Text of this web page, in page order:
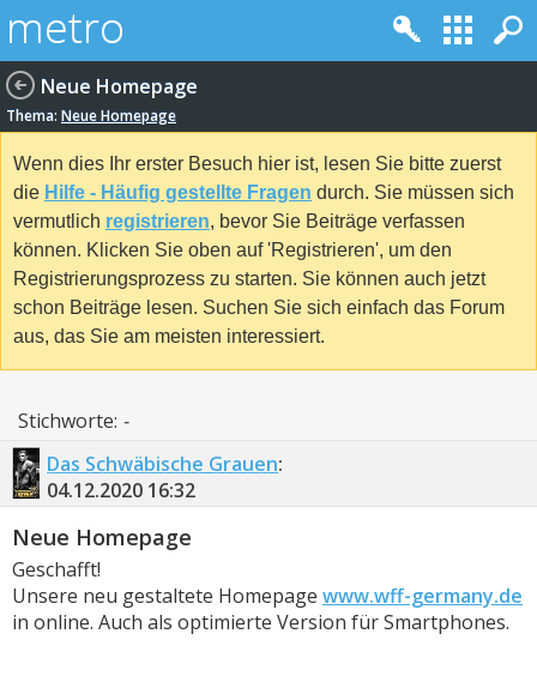
Neue Homepage
Thema: Neue Homepage
Wenn dies Ihr erster Besuch hier ist, lesen Sie bitte zuerst
die Hilfe - Häufig gestellte Fragen durch. Sie müssen sich
vermutlich registrieren, bevor Sie Beiträge verfassen
können. Klicken Sie oben auf 'Registrieren', um den
Registrierungsprozess zu starten. Sie können auch jetzt
schon Beiträge lesen. Suchen Sie sich einfach das Forum
aus, das Sie am meisten interessiert.
Stichworte: -
Das Schwäbische Grauen:
04.12.2020 16:32
Neue Homepage
Geschafft!
Unsere neu gestaltete Homepage www.wff-germany.de
in online. Auch als optimierte Version für Smartphones.